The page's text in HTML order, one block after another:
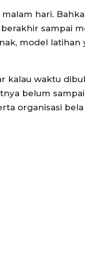
hari.
sampai
model
kalau waktu
belum
organisasi